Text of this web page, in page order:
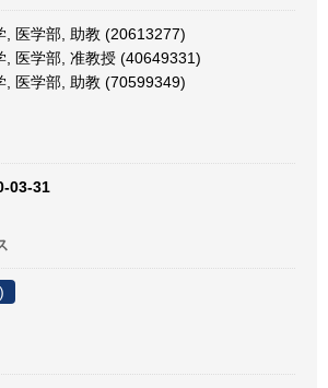
, 医学部, 助教 (20613277)
, 医学部, 准教授 (40649331)
, 医学部, 助教 (70599349)
03-31